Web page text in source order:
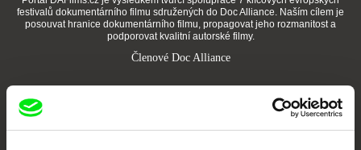
festivalů dokumentárního filmu sdružených do Doc Alliance. Naším cílem je
posouvat hranice dokumentárního filmu, propagovat jeho rozmanitost a
podporovat kvalitní autorské filmy.
Členové Doc Alliance